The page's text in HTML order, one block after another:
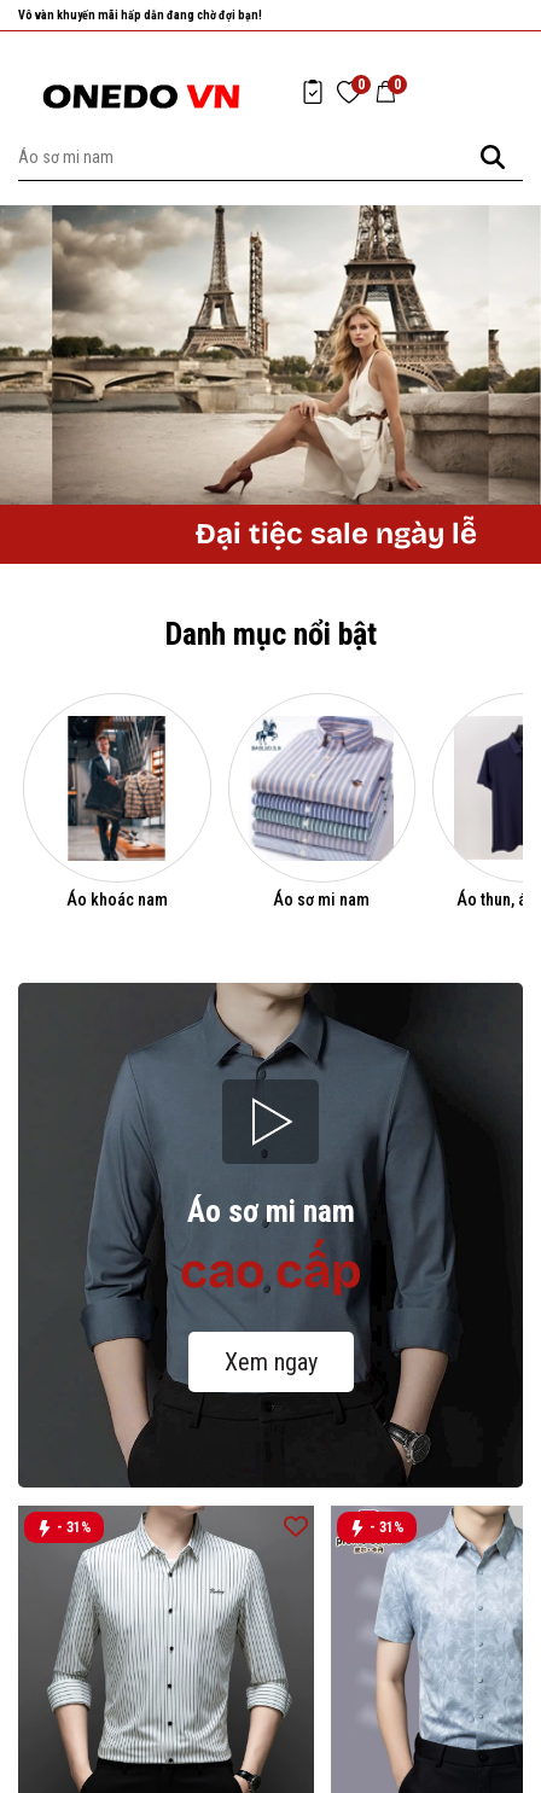
Vô vàn khuyến mãi hấp dẫn đang chờ đợi bạn!
0 0
Đại tiệc sale ngày lễ
Danh mục nổi bật
Áo khoác nam Áo sơ mi nam Áo thun, áo
Áo sơ mi nam
cao cấp
Xem ngay
- 31% - 31%